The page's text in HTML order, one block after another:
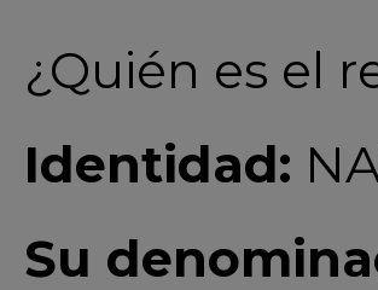
¿Quién es el
Identidad:
Su